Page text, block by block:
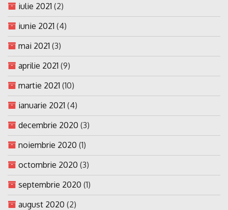
iulie 2021 (2)
iunie 2021 (4)
mai 2021 (3)
aprilie 2021 (9)
martie 2021 (10)
ianuarie 2021 (4)
decembrie 2020 (3)
noiembrie 2020 (1)
octombrie 2020 (3)
septembrie 2020 (1)
august 2020 (2)